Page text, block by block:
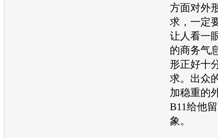
方面对外
求，一定
让人看一
的商务气
形正好十
求。出众
加稳重的
B11给他
象。